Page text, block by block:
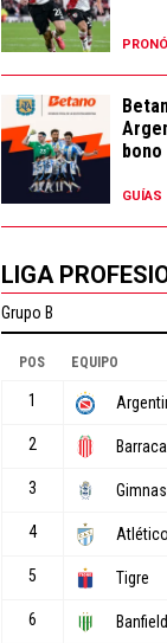
GUÍAS
LIGA